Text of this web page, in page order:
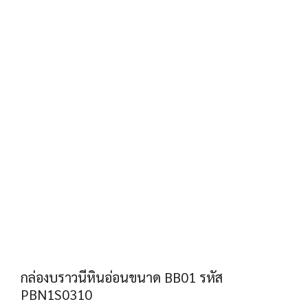
กล่องบราวนีหินอ่อนขนาด BB01 รหัส
PBN1S0310